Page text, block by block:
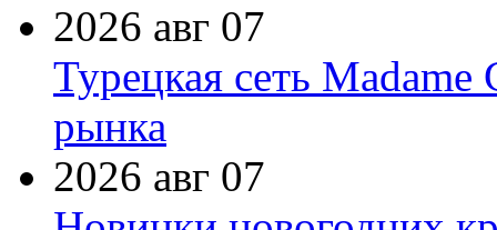
2026 авг 07
Турецкая сеть Madame
рынка
2026 авг 07